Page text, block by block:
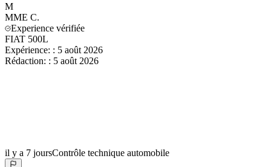
M
MME C.
Experience vérifiée
FIAT 500L
Expérience: : 5 août 2026
Rédaction: : 5 août 2026
il y a 7 joursContrôle technique automobile